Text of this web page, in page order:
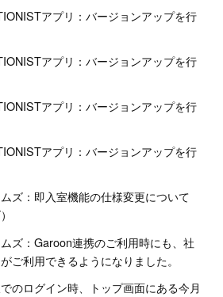
アプリ：バージョンアップを行
アプリ：バージョンアップを行
アプリ：バージョンアップを行
アプリ：バージョンアップを行
ズ：即入室機能の仕様変更について
ズ：Garoon連携のご利用時にも、社
ご利用できるようになりました。
のログイン時、トップ画面にある今月